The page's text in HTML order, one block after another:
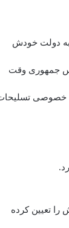
به دولت خودش
جمهوری وقت
صنعت خصوصی
تعیین کرده